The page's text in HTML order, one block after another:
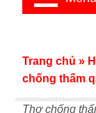
Thợ chống
Trang chủ »
chống thấm